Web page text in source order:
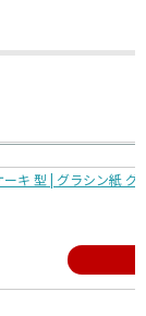
キ 型 | グラシン紙